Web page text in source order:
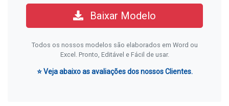
Baixar Modelo
Todos os nossos modelos são elaborados em Word ou
Excel. Pronto, Editável e Fácil de usar.
⭐ Veja abaixo as avaliações dos nossos Clientes.